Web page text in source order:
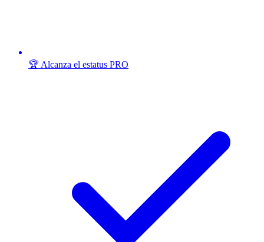
🏆 Alcanza el estatus PRO